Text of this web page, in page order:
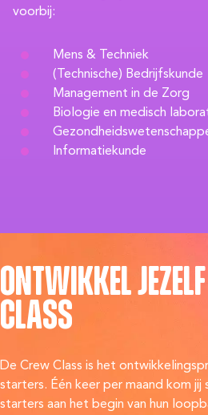
voorbij:
Mens & Techniek
(Technische) Bedrijfskunde
Management in de Zorg
Biologie en medisch
Informatiekunde
Ontwikkel
Class
De Crew Class is het
starters. Één keer per maand kom jij
starters aan het begin van hun